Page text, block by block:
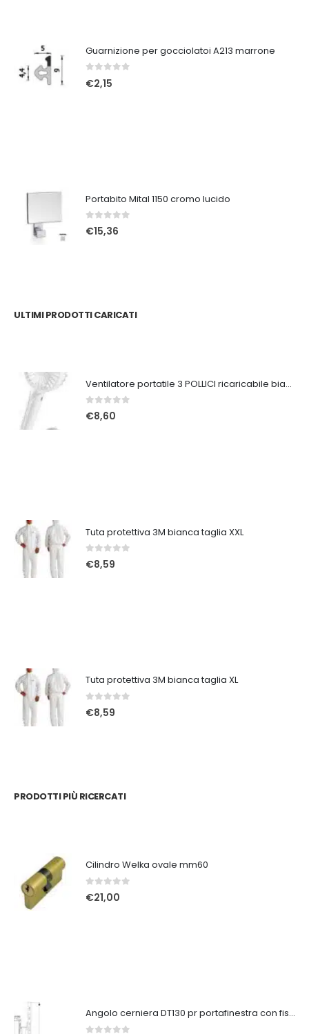
Guarnizione per gocciolatoi A213 marrone
Su 5
€2,15
Portabito Mital 1150 cromo lucido
0Su 5
€15,36
ULTIMI PRODOTTI CARICATI
Ventilatore portatile 3 POLLICI ricaricabile bianco
0Su 5
€8,60
Tuta protettiva 3M bianca taglia XXL
0Su 5
€8,59
Tuta protettiva 3M bianca taglia XL
0Su 5
€8,59
PRODOTTI PIÙ RICERCATI
Cilindro Welka ovale mm60
0Su 5
€21,00
Angolo cerniera DT130 pr portafinestra con fissaggio battuta 12/20-13 sx arg.